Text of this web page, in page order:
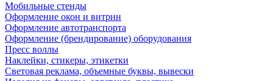
Мобильные стенды
Оформление окон и витрин
Оформление автотранспорта
Оформление (брендирование) оборудования
Пресс воллы
Наклейки, стикеры, этикетки
Световая реклама, объемные буквы, вывески